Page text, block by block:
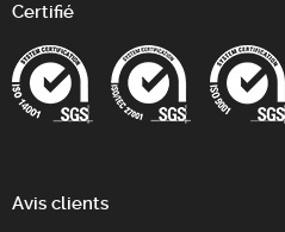
Certifié
Avis clients